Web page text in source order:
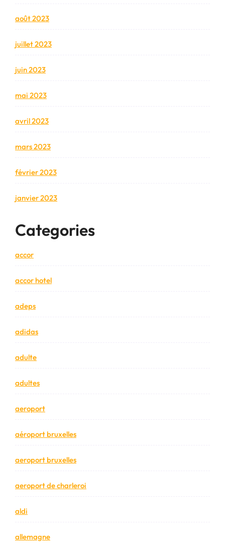
août 2023
juillet 2023
juin 2023
mai 2023
avril 2023
mars 2023
février 2023
janvier 2023
Categories
accor
accor hotel
adeps
adidas
adulte
adultes
aeroport
aéroport bruxelles
aeroport bruxelles
aeroport de charleroi
aldi
allemagne